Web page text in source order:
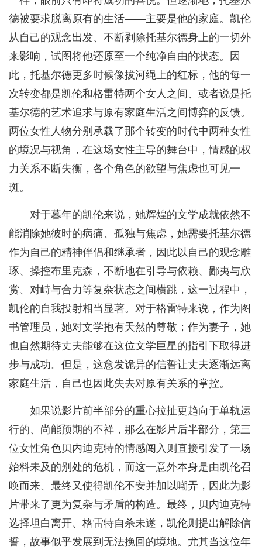
德被要求脱离原有的生活——主要是他的家庭。凯伦
从自己的观念出发、不断剥除托基尔德身上的一切外
来影响，试图将他还原至一个纯净自由的状态。因
此，托基尔德更多时候像拔河绳上的红标，他的每一
次转变都是凯伦和格雷特两个女人之间、或者说是托
基尔德的艺术追求与原有家庭生活之间博弈的反馈。
两位女性人物分别承载了那个转变的时代中两种女性
的境况与视角，在这场女性主导的舞台中，情感的权
力关系不断失衡，各个角色的欲望与焦虑也可见一
斑。
对于暮年的凯伦来说，她辉煌的文学成就依然不
能消除她彼时的病痛、孤独与焦虑，她需要托基尔德
作为自己的精神伴侣和继承者，因此以自己的观念雕
琢、操控布里克森，不断地在引导与依赖、鄙夷与欣
赏、对峙与合力等复杂状态之间横跳，这一过程中，
凯伦的自我投射相当显著。对于格雷特来说，作为图
书管理员，她对文学抱有天然的尊敬；作为妻子，她
也自然期待丈夫能够在这位文学巨星的指引下取得进
步与成功。但是，这愈发诡异的信誓让丈夫逐渐远离
家庭生活，自己也因此失去对原有关系的掌控。
如果说影片前半部分的重心拉扯更趋向于单轨运
行的、尚能预期的不祥，那么在影片后半部分，第三
位女性角色贝内迪克特的情感闯入则直接引发了一场
始料未及的别处的危机，而这一意外本身是由凯伦召
唤而来、最终又使得凯伦不安并加以嘲弄，因此为影
片带来了更为复杂与矛盾的构造。最终，贝内迪克特
选择坦白离开、格雷特自杀未遂，凯伦则提出解除信
誓，故事似乎发展到无法挽回的境地。尤其当这位年